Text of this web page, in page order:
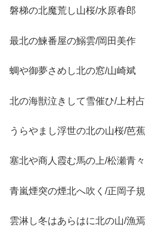
磐梯の北魔荒し山桜/水原春郎
最北の鰊番屋の鰯雲/岡田美作
蜩や御夢さめし北の窓/山崎斌
北の海獣泣きして雪催ひ/上村占
うらやまし浮世の北の山桜/芭蕉
塞北や商人霞む馬の上/松瀬青々
青嵐煙突の煙北へ吹く/正岡子規
雲淋し冬はあらはに北の山/漁焉